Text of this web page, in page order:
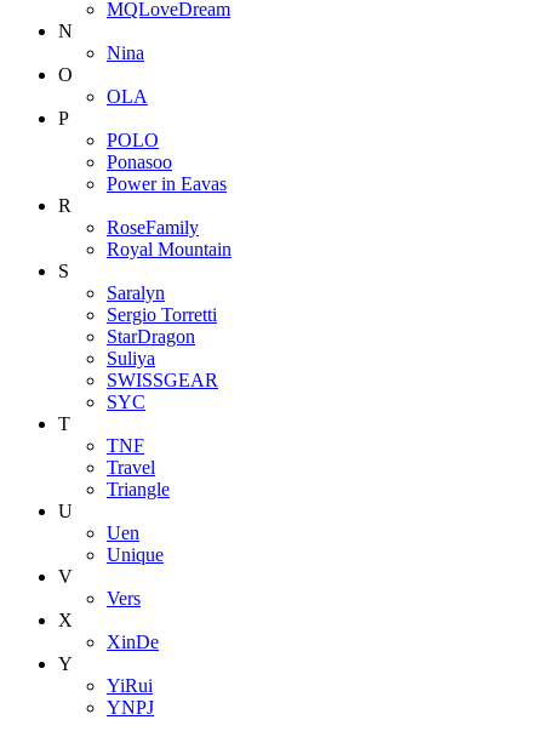
MQLoveDream
N
Nina
O
OLA
P
POLO
Ponasoo
Power in Eavas
R
RoseFamily
Royal Mountain
S
Saralyn
Sergio Torretti
StarDragon
Suliya
SWISSGEAR
SYC
T
TNF
Travel
Triangle
U
Uen
Unique
V
Vers
X
XinDe
Y
YiRui
YNPJ